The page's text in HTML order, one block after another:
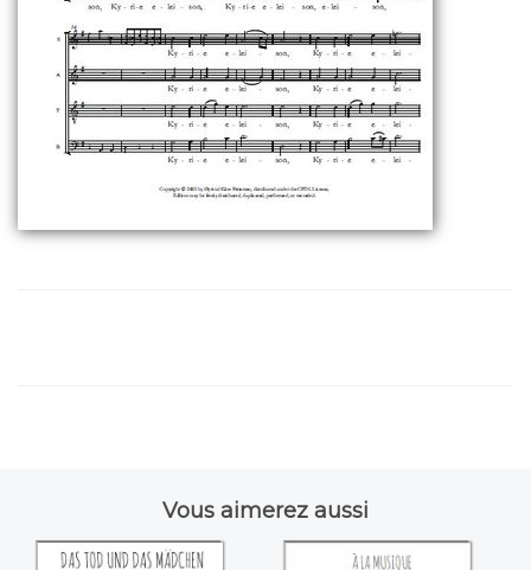
Vous aimerez aussi